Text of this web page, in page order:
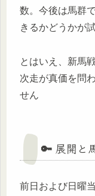
数。今後は馬群
きるかどうかが
とはいえ、新馬
次走が真価を問
せん
🔑 展開と
前日および日曜